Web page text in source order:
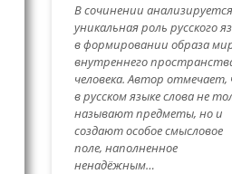
В сочинении анализируется
уникальная роль русского
в формировании образа
внутреннего
человека. Автор
в русском языке слова не
называют предметы, но и
создают особое смысловое
поле, наполненное
ненадёжным…